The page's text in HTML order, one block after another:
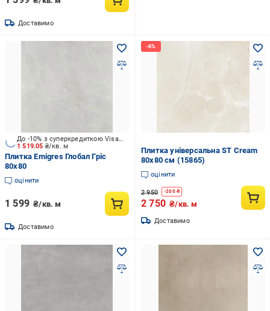
Доставимо
1 519.05 ₴/кв. м
До -10% з суперкредиткою Visa Вигода
Плитка Emigres Глобал Гріс
80x80
оцінити
1 599 ₴/кв. м
Доставимо
Плитка універсальна ST Cream
80х80 см (15865)
оцінити
2 950 -200₴
2 750 ₴/кв. м
Доставимо